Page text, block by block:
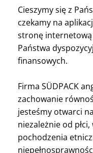
Cieszymy się z
czekamy na
stronę
Państwa
finansowych.
Firma SÜDPACK
zachowanie
jesteśmy otwarci
niezależnie od
pochodzenia